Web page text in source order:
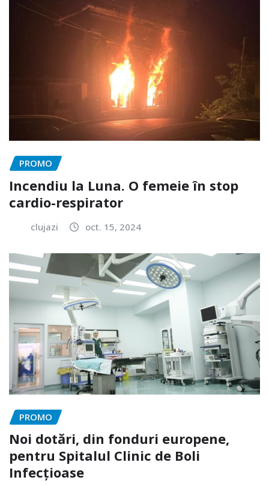
PROMO
Incendiu la Luna. O femeie în stop
cardio-respirator
clujazi oct. 15, 2024
PROMO
Noi dotări, din fonduri europene,
pentru Spitalul Clinic de Boli
Infecțioase